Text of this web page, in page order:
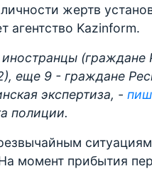
жертв
агентство Kazinform.
еще 9 - граждане
экспертиза, -
полиции.
момент прибытия